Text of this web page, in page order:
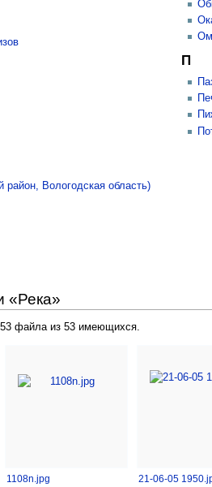
район, Вологодская область)
П
«Река»
53 файла из 53 имеющихся.
1108n.jpg
21-06-05